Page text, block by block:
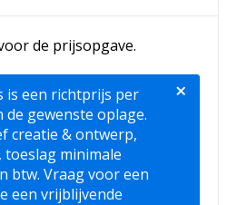
de prijsopgave.
is een richtprijs per
gewenste oplage.
creatie & ontwerp,
minimale
btw. Vraag voor een
een vrijblijvende
×